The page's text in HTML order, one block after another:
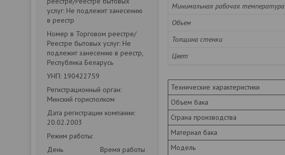
услуг: Не подлежит занесению
в реестр
Номер в Торговом реестре/
Реестре бытовых услуг: Не
подлежит занесению в реестр,
Республика Беларусь
УНП: 190422759
Регистрационный орган:
Минский горисполком
Дата регистрации компании:
20.02.2003
Режим работы:
День
Время работы
Минимальная рабочая температура
Объем
Толщина стенки
Цвет
Технические характеристики
Объем бака
Страна производства
Материал бака
Модель